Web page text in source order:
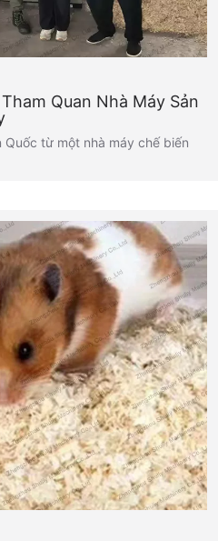
Quan Nhà Máy Sản
từ một nhà máy chế biến